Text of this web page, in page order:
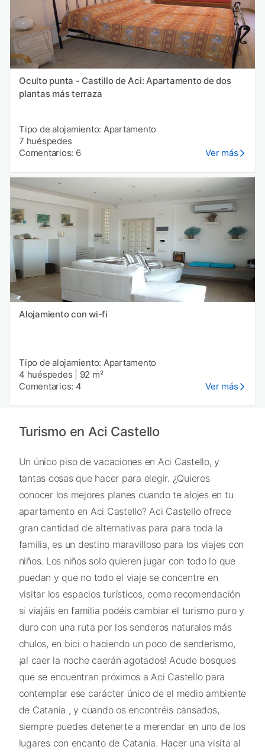
Oculto punta - Castillo de Aci: Apartamento de dos
plantas más terraza
Tipo de alojamiento: Apartamento
7 huéspedes
Comentarios: 6
Ver más
Alojamiento con wi-fi
Tipo de alojamiento: Apartamento
4 huéspedes
92 m²
Comentarios: 4
Ver más
Turismo en Aci Castello
Un único piso de vacaciones en Aci Castello, y
tantas cosas que hacer para elegir. ¿Quieres
conocer los mejores planes cuando te alojes en tu
apartamento en Aci Castello? Aci Castello ofrece
gran cantidad de alternativas para para toda la
familia, es un destino maravilloso para los viajes con
niños. Los niños solo quieren jugar con todo lo que
puedan y que no todo el viaje se concentre en
visitar los espacios turísticos, como recomendación
si viajáis en familia podéis cambiar el turismo puro y
duro con una ruta por los senderos naturales más
chulos, en bici o haciendo un poco de senderismo,
¡al caer la noche caerán agotados! Acude bosques
que se encuentran próximos a Aci Castello para
contemplar ese carácter único de el medio ambiente
de Catania , y cuando os encontréis cansados,
siempre puedes detenerte a merendar en uno de los
lugares con encanto de Catania. Hacer una visita al